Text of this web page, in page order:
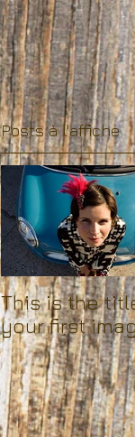
Posts à l'affiche
This is the
your first